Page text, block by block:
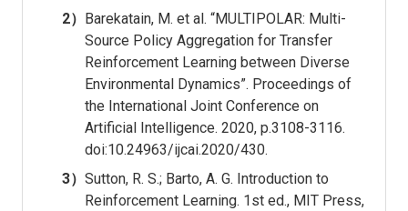
2）
Barekatain, M. et al. “MULTIPOLAR: Multi-
Source Policy Aggregation for Transfer
Reinforcement Learning between Diverse
Environmental Dynamics”. Proceedings of
the International Joint Conference on
Artificial Intelligence. 2020, p.3108-3116.
doi:10.24963/ijcai.2020/430.
3） Sutton, R. S.; Barto, A. G. Introduction to
Reinforcement Learning. 1st ed., MIT Press,